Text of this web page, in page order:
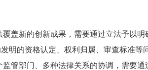
盖新的创新成果，需要通过立法予以明
明的资格认定、权利归属、审查标准等
管部门、多种法律关系的协调，需要通